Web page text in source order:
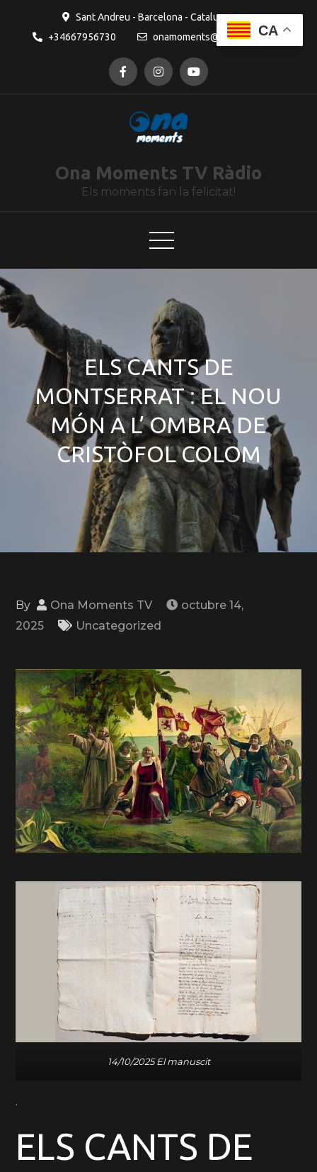
Sant Andreu - Barcelona - Catalunya
+34667956730
onamoments@gmail.com
Ona Moments TV Ràdio
Els moments fan la felicitat!
ELS CANTS DE
MONTSERRAT : EL NOU
MÓN A L’ OMBRA DE
CRISTÒFOL COLOM
By Ona Moments TV
octubre 14,
2025
Uncategorized
14/10/2025 El manuscit
.
ELS CANTS DE
CA